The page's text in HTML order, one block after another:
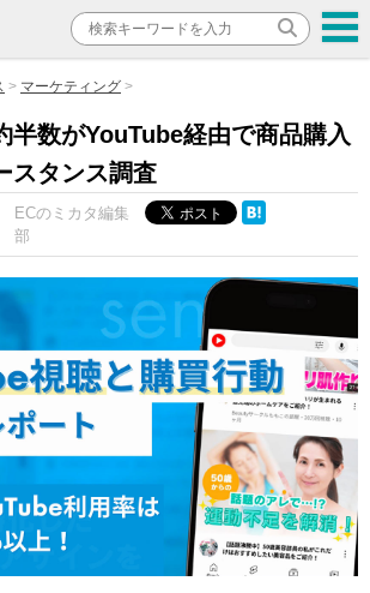
マーケティング
半数がYouTube経由で商品購入
タンス調査
ECのミカタ編集
部